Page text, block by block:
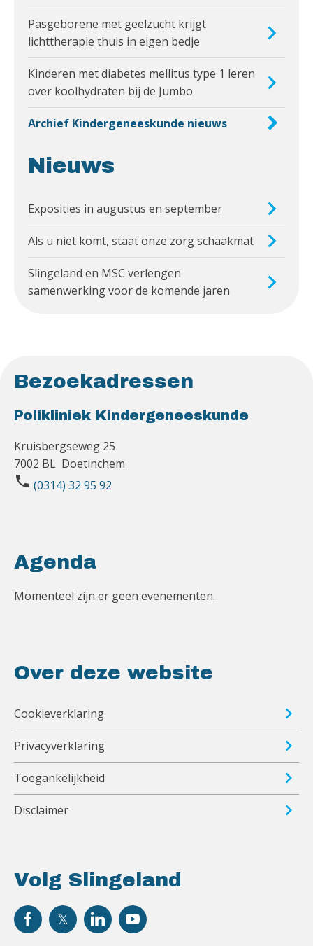
Pasgeborene met geelzucht krijgt
lichttherapie thuis in eigen bedje
Kinderen met diabetes mellitus type 1 leren
over koolhydraten bij de Jumbo
Archief Kindergeneeskunde nieuws
Nieuws
Exposities in augustus en september
Als u niet komt, staat onze zorg schaakmat
Slingeland en MSC verlengen
samenwerking voor de komende jaren
Bezoekadressen
Polikliniek Kindergeneeskunde
Kruisbergseweg 25
7002 BL Doetinchem
phone (0314) 32 95 92
Volg Slingeland
Agenda
Momenteel zijn er geen evenementen.
Over deze website
Cookieverklaring
Privacyverklaring
Toegankelijkheid
Disclaimer